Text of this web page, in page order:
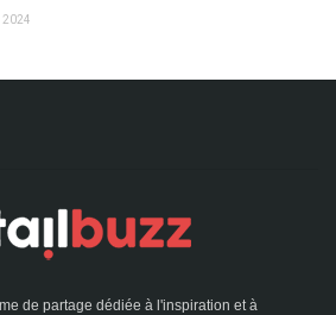
2024
de partage dédiée à l'inspiration et à